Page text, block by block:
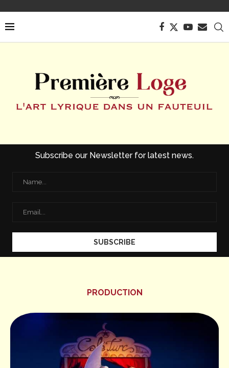
Subscribe our Newsletter for latest news.
PRODUCTION